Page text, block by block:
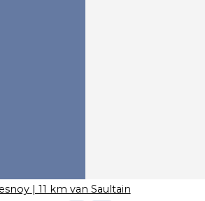
| 11 km van Saultain